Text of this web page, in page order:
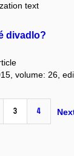
text
divadlo?
volume: 26,
3 4